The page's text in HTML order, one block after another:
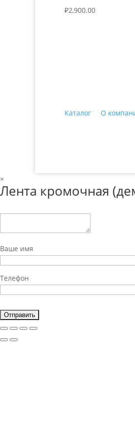
₽2,900.00
Каталог О
×
Лента кромочная
Ваше имя
Телефон